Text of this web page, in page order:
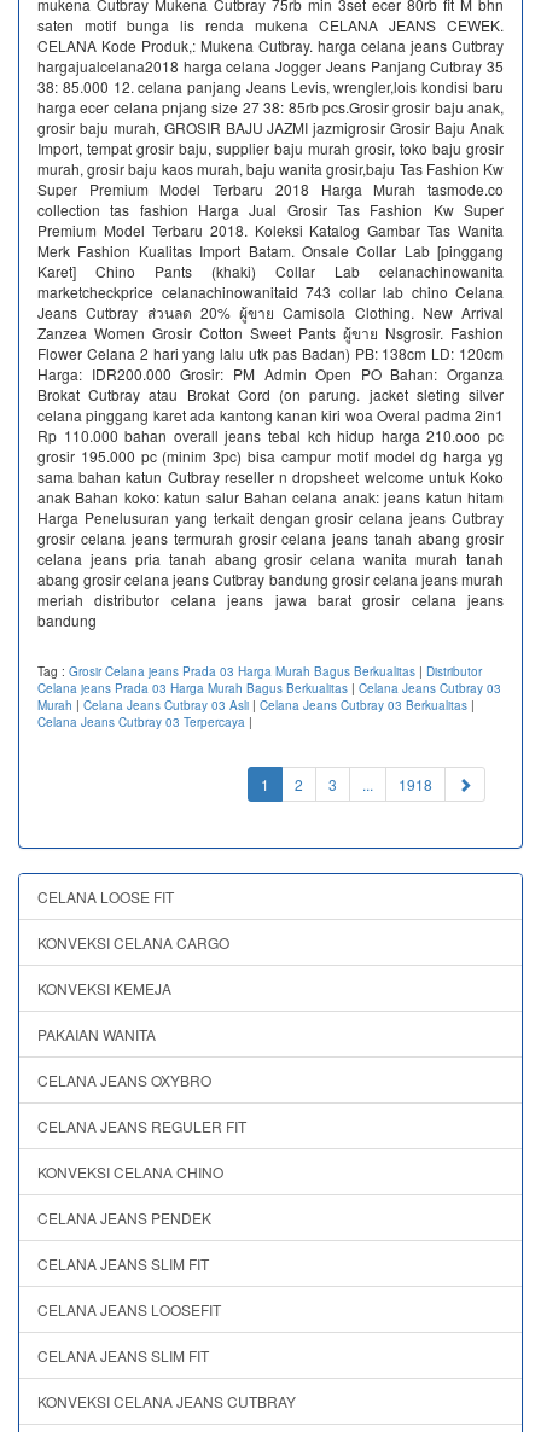
mukena Cutbray Mukena Cutbray 75rb min 3set ecer 80rb fit M bhn
saten motif bunga lis renda mukena CELANA JEANS CEWEK.
CELANA Kode Produk,: Mukena Cutbray. harga celana jeans Cutbray
hargajualcelana2018 harga celana Jogger Jeans Panjang Cutbray 35
38: 85.000 12. celana panjang Jeans Levis, wrengler,lois kondisi baru
harga ecer celana pnjang size 27 38: 85rb pcs.Grosir grosir baju anak,
grosir baju murah, GROSIR BAJU JAZMI jazmigrosir Grosir Baju Anak
Import, tempat grosir baju, supplier baju murah grosir, toko baju grosir
murah, grosir baju kaos murah, baju wanita grosir,baju Tas Fashion Kw
Super Premium Model Terbaru 2018 Harga Murah tasmode.co
collection tas fashion Harga Jual Grosir Tas Fashion Kw Super
Premium Model Terbaru 2018. Koleksi Katalog Gambar Tas Wanita
Merk Fashion Kualitas Import Batam. Onsale Collar Lab [pinggang
Karet] Chino Pants (khaki) Collar Lab celanachinowanita
marketcheckprice celanachinowanitaid 743 collar lab chino Celana
Jeans Cutbray ส่วนลด 20% ผู้ขาย Camisola Clothing. New Arrival
Zanzea Women Grosir Cotton Sweet Pants ผู้ขาย Nsgrosir. Fashion
Flower Celana 2 hari yang lalu utk pas Badan) PB: 138cm LD: 120cm
Harga: IDR200.000 Grosir: PM Admin Open PO Bahan: Organza
Brokat Cutbray atau Brokat Cord (on parung. jacket sleting silver
celana pinggang karet ada kantong kanan kiri woa Overal padma 2in1
Rp 110.000 bahan overall jeans tebal kch hidup harga 210.ooo pc
grosir 195.000 pc (minim 3pc) bisa campur motif model dg harga yg
sama bahan katun Cutbray reseller n dropsheet welcome untuk Koko
anak Bahan koko: katun salur Bahan celana anak: jeans katun hitam
Harga Penelusuran yang terkait dengan grosir celana jeans Cutbray
grosir celana jeans termurah grosir celana jeans tanah abang grosir
celana jeans pria tanah abang grosir celana wanita murah tanah
abang grosir celana jeans Cutbray bandung grosir celana jeans murah
meriah distributor celana jeans jawa barat grosir celana jeans
bandung
Tag : Grosir Celana jeans Prada 03 Harga Murah Bagus Berkualitas | Distributor
Celana jeans Prada 03 Harga Murah Bagus Berkualitas | Celana Jeans Cutbray 03
Murah | Celana Jeans Cutbray 03 Asli | Celana Jeans Cutbray 03 Berkualitas |
Celana Jeans Cutbray 03 Terpercaya |
1 (current)
2 3 ... 1918
CELANA LOOSE FIT
KONVEKSI CELANA CARGO
KONVEKSI KEMEJA
PAKAIAN WANITA
CELANA JEANS OXYBRO
CELANA JEANS REGULER FIT
KONVEKSI CELANA CHINO
CELANA JEANS PENDEK
CELANA JEANS SLIM FIT
CELANA JEANS LOOSEFIT
CELANA JEANS SLIM FIT
KONVEKSI CELANA JEANS CUTBRAY